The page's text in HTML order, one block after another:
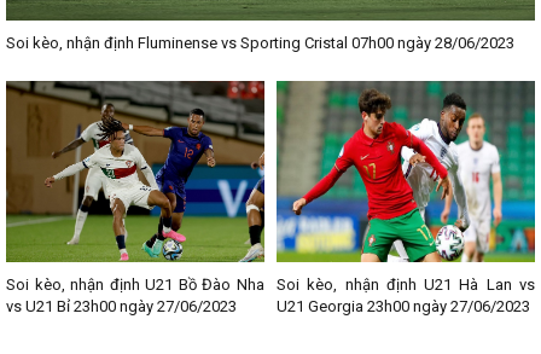
Soi kèo, nhận định Fluminense vs Sporting Cristal 07h00 ngày 28/06/2023
Soi kèo, nhận định U21 Bồ Đào Nha
vs U21 Bỉ 23h00 ngày 27/06/2023
Soi kèo, nhận định U21 Hà Lan vs
U21 Georgia 23h00 ngày 27/06/2023